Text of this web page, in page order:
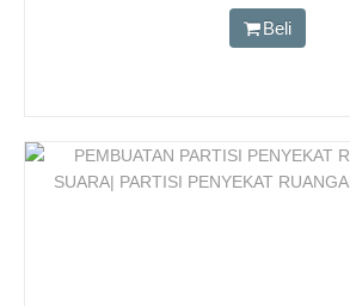
Beli